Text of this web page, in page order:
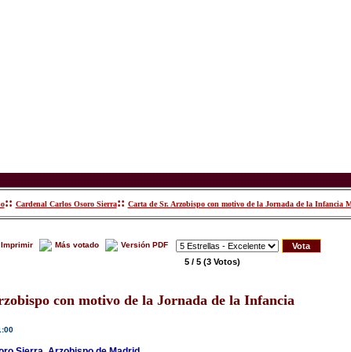
:: Cardenal Carlos Osoro Sierra:: Carta de Sr. Arzobispo con motivo de la Jornada de la Infancia
Imprimir Más votado Versión PDF
5 / 5 (3 Votos)
con motivo de la Jornada de la Infancia